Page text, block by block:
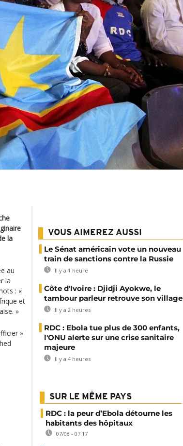
la
au
la
: «
et
»
»
VOUS AIMEREZ AUSSI
Le Sénat américain vote un nouveau
train de sanctions contre la Russie
Il y a 1 heure
Côte d'Ivoire : Djidji Ayokwe, le
tambour parleur retrouve son village
Il y a 2 heures
RDC : Ebola tue plus de 300 enfants,
l'ONU alerte sur une crise sanitaire
majeure
Il y a 4 heures
SUR LE MÊME PAYS
RDC : la peur d’Ebola détourne les
habitants des hôpitaux
07/08 - 07:17